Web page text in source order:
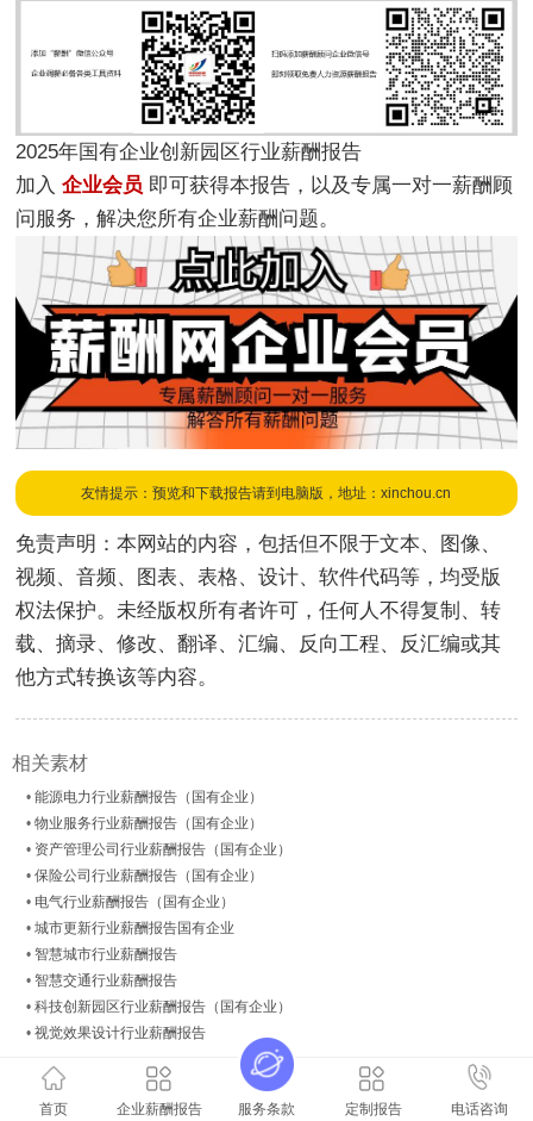
2025年国有企业创新园区行业薪酬报告
加入企业会员 即可获得本报告，以及专属一对一薪酬顾
问服务，解决您所有企业薪酬问题。
友情提示：预览和下载报告请到电脑版，地址：xinchou.cn
免责声明：本网站的内容，包括但不限于文本、图像、
视频、音频、图表、表格、设计、软件代码等，均受版
权法保护。未经版权所有者许可，任何人不得复制、转
载、摘录、修改、翻译、汇编、反向工程、反汇编或其
他方式转换该等内容。
相关素材
•能源‌电力行业薪酬报告（国有企业）
•物业服务行业薪酬报告（国有企业）
• 资产管理公司行业薪酬报告（国有企业）
•保险公司行业薪酬报告（国有企业）
• 电气行业薪酬报告（国有企业）
•城市更新行业薪酬报告国有企业
•智慧城市行业薪酬报告
•智慧交通行业薪酬报告
•科技创新园区行业薪酬报告（国有企业）
•视觉效果设计行业薪酬报告
上一个主题 下一个主题
首页 企业薪酬报告 服务条款 定制报告 电话咨询